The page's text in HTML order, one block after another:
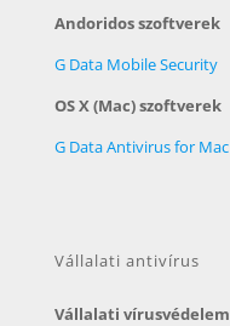
Andoridos szoftverek
G Data Mobile Security
OS X (Mac) szoftverek
G Data Antivirus for Mac
Vállalati antivírus
Vállalati vírusvédelem